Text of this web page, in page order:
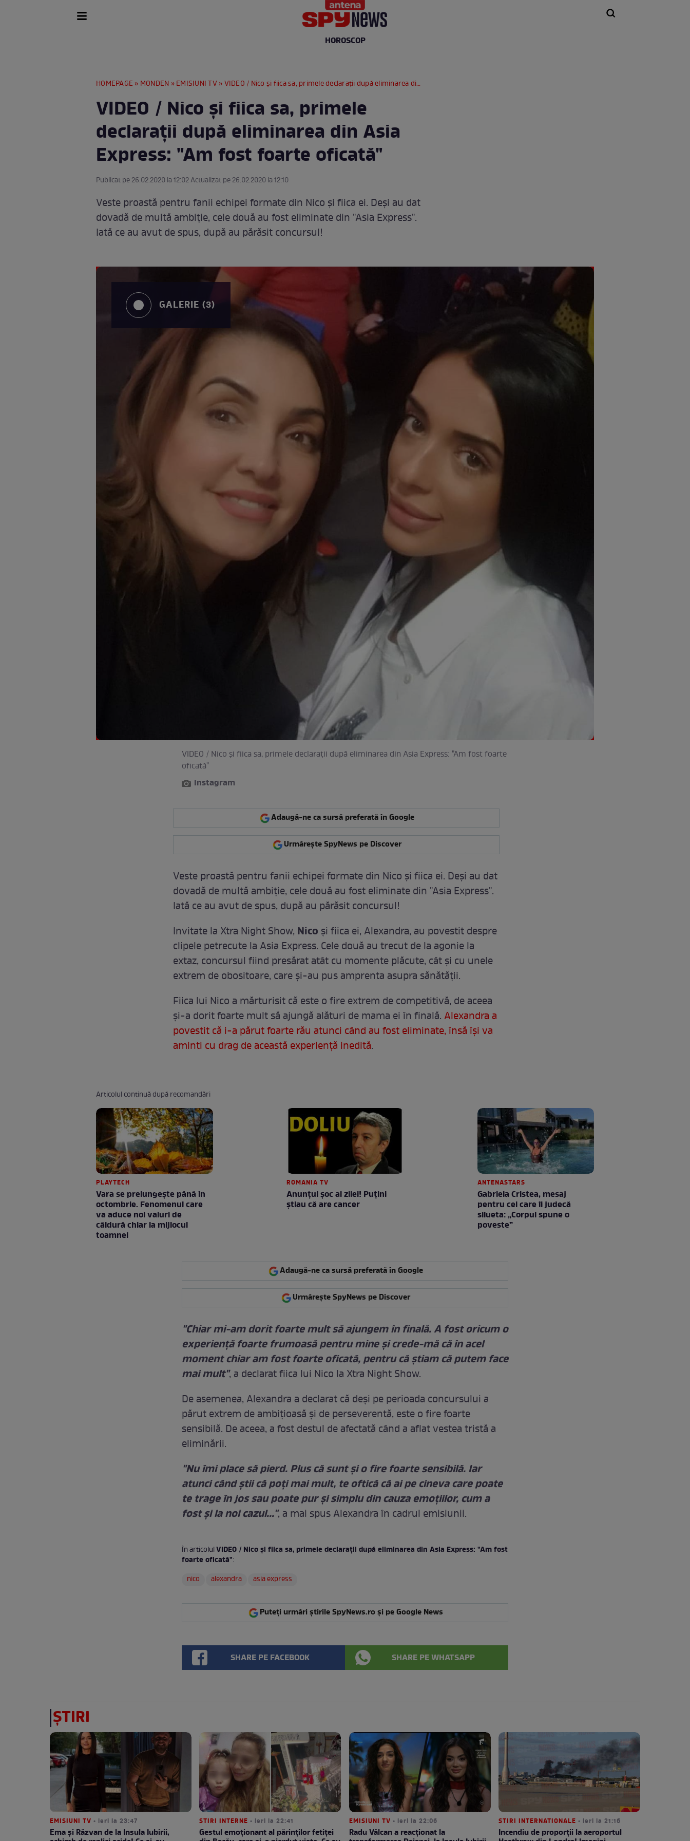
HOROSCOP
HOMEPAGE » MONDEN »EMISIUNI TV» VIDEO / Nico şi fiica sa, primele declaraţii după eliminarea din Asia Express: "Am fost foarte oficată"
VIDEO / Nico şi fiica sa, primele
declaraţii după eliminarea din Asia
Express: "Am fost foarte oficată"
Publicat pe 26.02.2020 la 12:02 Actualizat pe 26.02.2020 la 12:10
Veste proastă pentru fanii echipei formate din Nico şi fiica ei. Deşi au dat
dovadă de multă ambiţie, cele două au fost eliminate din "Asia Express".
Iată ce au avut de spus, după au părăsit concursul!
GALERIE (3)
VIDEO / Nico şi fiica sa, primele declaraţii după eliminarea din Asia Express: "Am fost foarte
oficată"
Instagram
Adaugă-ne ca sursă preferată în Google
Urmărește SpyNews pe Discover
Veste proastă pentru fanii echipei formate din Nico şi fiica ei. Deşi au dat
dovadă de multă ambiţie, cele două au fost eliminate din "Asia Express".
Iată ce au avut de spus, după au părăsit concursul!
Invitate la Xtra Night Show, Nico şi fiica ei, Alexandra, au povestit despre
clipele petrecute la Asia Express. Cele două au trecut de la agonie la
extaz, concursul fiind presărat atât cu momente plăcute, cât şi cu unele
extrem de obositoare, care şi-au pus amprenta asupra sănătăţii.
Fiica lui Nico a mărturisit că este o fire extrem de competitivă, de aceea
şi-a dorit foarte mult să ajungă alături de mama ei în finală. Alexandra a
povestit că i-a părut foarte rău atunci când au fost eliminate, însă îşi va
aminti cu drag de această experienţă inedită.
Articolul continuă după recomandări
PLAYTECH
Vara se prelungeşte până în
octombrie. Fenomenul care
va aduce noi valuri de
căldură chiar la mijlocul
toamnei
ROMANIA TV
Anunţul şoc al zilei! Puţini
ştiau că are cancer
ANTENASTARS
Gabriela Cristea, mesaj
pentru cei care îi judecă
silueta: „Corpul spune o
poveste”
Adaugă-ne ca sursă preferată în Google
Urmărește SpyNews pe Discover
"Chiar mi-am dorit foarte mult să ajungem în finală. A fost oricum o
experienţă foarte frumoasă pentru mine şi crede-mă că în acel
moment chiar am fost foarte oficată, pentru că ştiam că putem face
mai mult", a declarat fiica lui Nico la Xtra Night Show.
De asemenea, Alexandra a declarat că deşi pe perioada concursului a
părut extrem de ambiţioasă şi de perseverentă, este o fire foarte
sensibilă. De aceea, a fost destul de afectată când a aflat vestea tristă a
eliminării.
"Nu îmi place să pierd. Plus că sunt şi o fire foarte sensibilă. Iar
atunci când ştii că poţi mai mult, te oftică că ai pe cineva care poate
te trage în jos sau poate pur şi simplu din cauza emoţiilor, cum a
fost şi la noi cazul...", a mai spus Alexandra în cadrul emisiunii.
În articolulVIDEO / Nico şi fiica sa, primele declaraţii după eliminarea din Asia Express: "Am fost
foarte oficată":
nico
alexandra asia express
Puteți urmări știrile SpyNews.ro și pe Google News
SHARE PE FACEBOOK SHARE PE WHATSAPP
ȘTIRI
EMISIUNI TV • ieri la 23:47
Ema și Răzvan de la Insula Iubirii,
STIRI INTERNE • ieri la 22:41
Gestul emoționant al părinților fetiței
EMISIUNI TV • ieri la 22:06
Radu Vâlcan a reacționat la
STIRI INTERNATIONALE • ieri la 21:16
Incendiu de proporții la aeroportul